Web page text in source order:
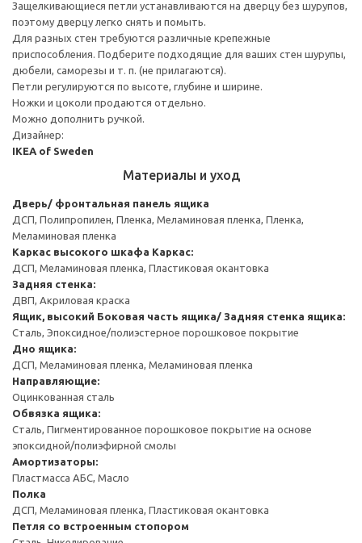
Защелкивающиеся петли устанавливаются на дверцу без шурупов,
поэтому дверцу легко снять и помыть.
Для разных стен требуются различные крепежные
приспособления. Подберите подходящие для ваших стен шурупы,
дюбели, саморезы и т. п. (не прилагаются).
Петли регулируются по высоте, глубине и ширине.
Ножки и цоколи продаются отдельно.
Можно дополнить ручкой.
Дизайнер:
IKEA of Sweden
Материалы и уход
Дверь/ фронтальная панель ящика
ДСП, Полипропилен, Пленка, Меламиновая пленка, Пленка,
Меламиновая пленка
Каркас высокого шкафа Каркас:
ДСП, Меламиновая пленка, Пластиковая окантовка
Задняя стенка:
ДВП, Акриловая краска
Ящик, высокий Боковая часть ящика/ Задняя стенка ящика:
Сталь, Эпоксидное/полиэстерное порошковое покрытие
Дно ящика:
ДСП, Меламиновая пленка, Меламиновая пленка
Направляющие:
Оцинкованная сталь
Обвязка ящика:
Сталь, Пигментированное порошковое покрытие на основе
эпоксидной/полиэфирной смолы
Амортизаторы:
Пластмасса АБС, Масло
Полка
ДСП, Меламиновая пленка, Пластиковая окантовка
Петля со встроенным стопором